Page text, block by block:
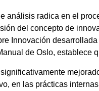
análisis radica en el
del concepto de
Innovación
de Oslo, establece
en las prácticas